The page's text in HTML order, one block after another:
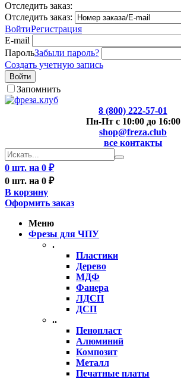
Отследить заказ:
Отследить заказ:
ВойтиРегистрация
E-mail
ПарольЗабыли пароль?
Создать учетную запись
Войти
Запомнить
8 (800) 222-57-01
Пн-Пт с 10:00 до 16:00
shop@freza.club
все контакты
0 шт. на 0 ₽
0 шт. на 0 ₽
В корзину
Оформить заказ
Меню
Фрезы для ЧПУ
.
Пластики
Дерево
МДФ
Фанера
ЛДСП
ДСП
..
Пенопласт
Алюминий
Композит
Металл
Печатные платы